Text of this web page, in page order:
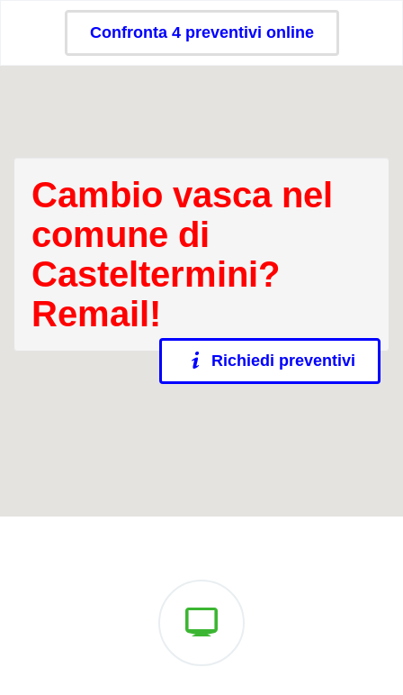
Confronta 4 preventivi online
Cambio vasca nel
comune di
Casteltermini?
Remail!
Richiedi preventivi